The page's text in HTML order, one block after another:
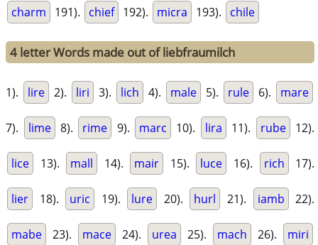
charm 191). chief 192). micra 193). chile
4 letter Words made out of liebfraumilch
1). lire 2). liri 3). lich 4). male 5). rule 6). mare
7). lime 8). rime 9). marc 10). lira 11). rube 12).
lice 13). mall 14). mair 15). luce 16). rich 17).
lier 18). uric 19). lure 20). hurl 21). iamb 22).
mabe 23). mace 24). urea 25). mach 26). miri